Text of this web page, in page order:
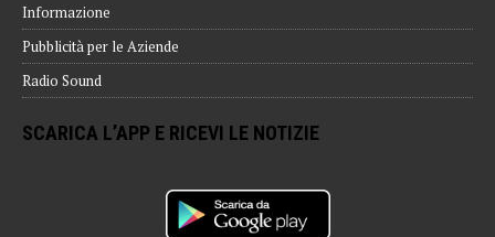
Informazione
Pubblicità per le Aziende
Radio Sound
SCARICA L’APP E RICEVI LE NOTIZIE